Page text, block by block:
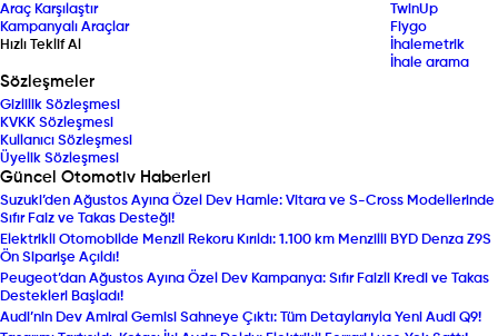
Araç Karşılaştır
Kampanyalı Araçlar
Hızlı Teklif Al
TwinUp
Fiygo
İhalemetrik
İhale arama
Sözleşmeler
Gizlilik Sözleşmesi
KVKK Sözleşmesi
Kullanıcı Sözleşmesi
Üyelik Sözleşmesi
Güncel Otomotiv Haberleri
Suzuki’den Ağustos Ayına Özel Dev Hamle: Vitara ve S-Cross Modellerinde
Sıfır Faiz ve Takas Desteği!
Elektrikli Otomobilde Menzil Rekoru Kırıldı: 1.100 km Menzilli BYD Denza Z9S
Ön Siparişe Açıldı!
Peugeot’dan Ağustos Ayına Özel Dev Kampanya: Sıfır Faizli Kredi ve Takas
Destekleri Başladı!
Audi’nin Dev Amiral Gemisi Sahneye Çıktı: Tüm Detaylarıyla Yeni Audi Q9!